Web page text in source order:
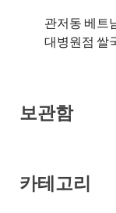
관저동 베트
대병원점 쌀
보관함
카테고리